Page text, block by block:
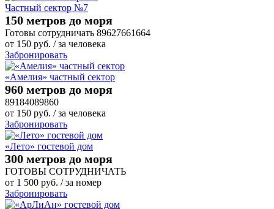
Частный сектор №7
150 метров до моря
Готовы сотрудничать 89627661664
от 150 руб. / за человека
Забронировать
«Амелия» частный сектор
960 метров до моря
89184089860
от 150 руб. / за человека
Забронировать
«Лето» гостевой дом
300 метров до моря
ГОТОВЫ СОТРУДНИЧАТЬ
от 1 500 руб. / за номер
Забронировать